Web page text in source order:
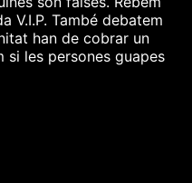
V.I.P. També debatem
han de cobrar un
si les persones guapes